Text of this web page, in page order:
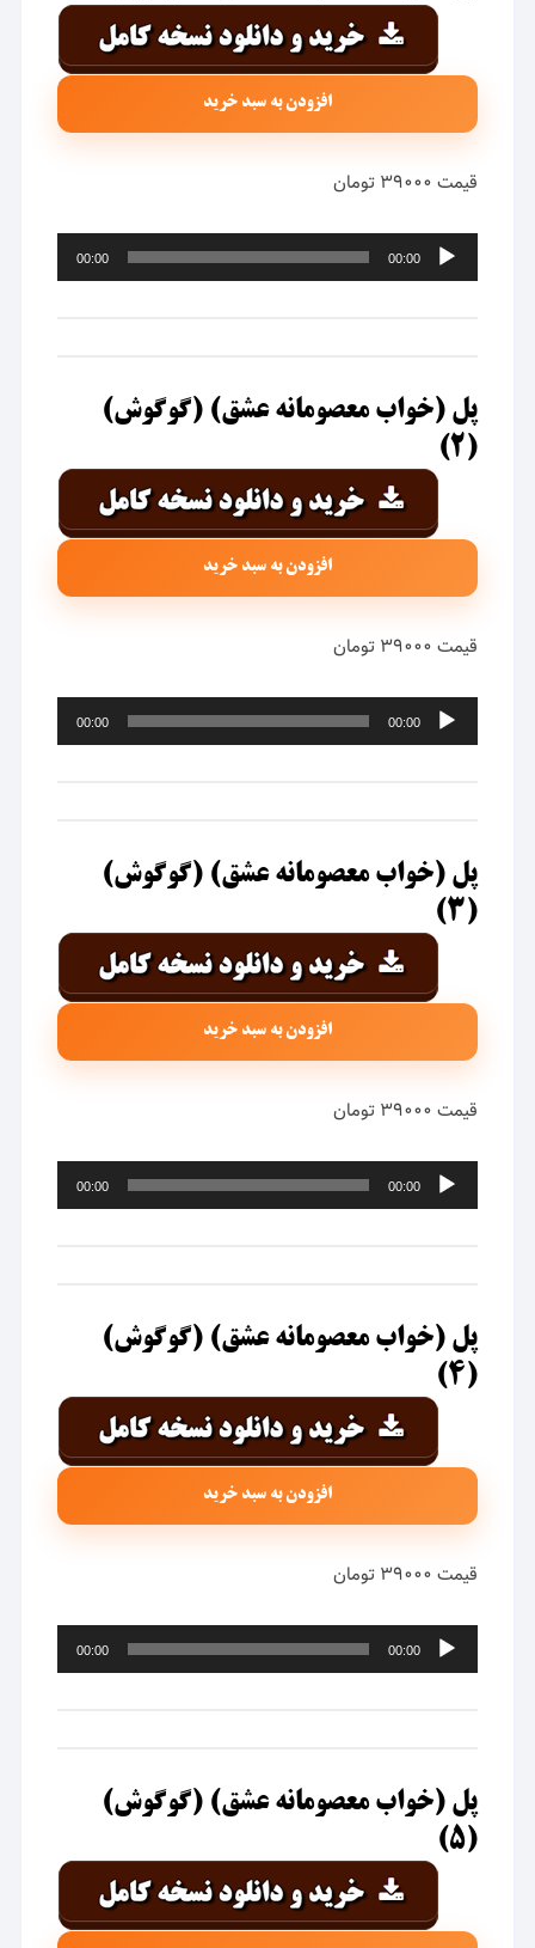
افزودن به سبد خرید
قیمت ۳۹۰۰۰ تومان
پخش‌کننده
صوت
00:00
00:00
پل (خواب معصومانه عشق) (گوگوش)
(۲)
افزودن به سبد خرید
قیمت ۳۹۰۰۰ تومان
پخش‌کننده
صوت
00:00
00:00
پل (خواب معصومانه عشق) (گوگوش)
(۳)
افزودن به سبد خرید
قیمت ۳۹۰۰۰ تومان
پخش‌کننده
صوت
00:00
00:00
پل (خواب معصومانه عشق) (گوگوش)
(۴)
افزودن به سبد خرید
قیمت ۳۹۰۰۰ تومان
پخش‌کننده
صوت
00:00
00:00
پل (خواب معصومانه عشق) (گوگوش)
(۵)